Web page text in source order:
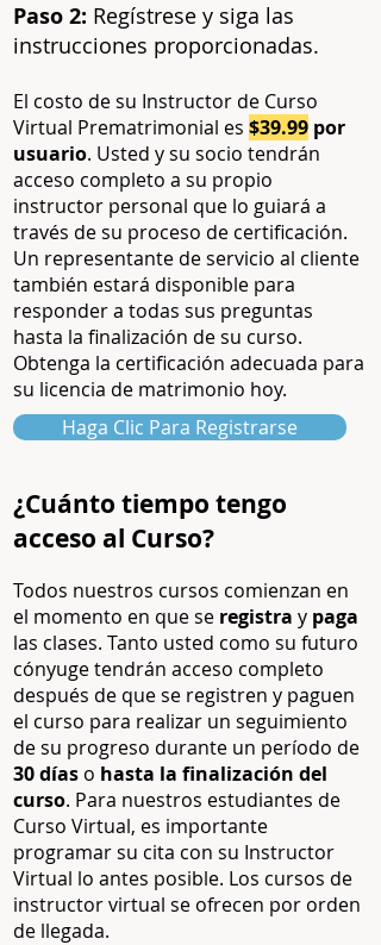
Paso 2: Regístrese y siga las
instrucciones proporcionadas.
El costo de su Instructor de Curso
Virtual Prematrimonial es $39.99 por
usuario. Usted y su socio tendrán
acceso completo a su propio
instructor personal que lo guiará a
través de su proceso de certificación.
Un representante de servicio al cliente
también estará disponible para
responder a todas sus preguntas
hasta la finalización de su curso.
Obtenga la certificación adecuada para
su licencia de matrimonio hoy.
Haga Clic Para Registrarse
¿Cuánto tiempo tengo
acceso al Curso?
Todos nuestros cursos comienzan en
el momento en que se registra y paga
las clases. Tanto usted como su futuro
cónyuge tendrán acceso completo
después de que se registren y paguen
el curso para realizar un seguimiento
de su progreso durante un período de
30 días o hasta la finalización del
curso. Para nuestros estudiantes de
Curso Virtual, es importante
programar su cita con su Instructor
Virtual lo antes posible. Los cursos de
instructor virtual se ofrecen por orden
de llegada.